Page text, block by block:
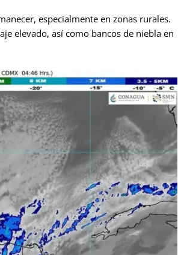
especialmente en zonas rurales.
elevado, así como bancos de niebla en